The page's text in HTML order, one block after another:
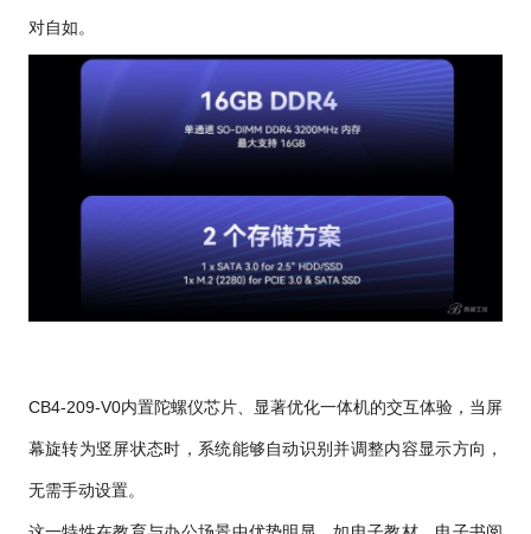
对自如。
CB4-209-V0内置陀螺仪芯片、显著优化一体机的交互体验，当屏
幕旋转为竖屏状态时，系统能够自动识别并调整内容显示方向，
无需手动设置。